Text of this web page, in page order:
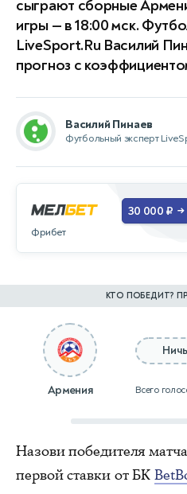
сыграют сборные
игры — в 18:00 мск.
LiveSport.Ru Василий
прогноз с
Василий Пинаев
Футбольный эксперт
Фрибет
30 000 ₽ →
КТО ПОБЕДИТ?
Армения Всего
Назови победителя
первой ставки от БК